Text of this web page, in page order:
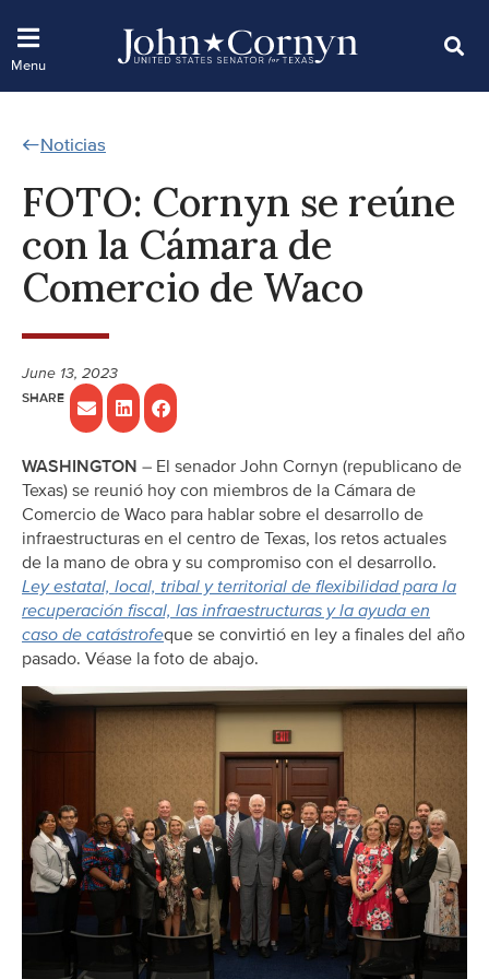
Noticias
FOTO: Cornyn se reúne
con la Cámara de
Comercio de Waco
June 13, 2023
WASHINGTON – El senador John Cornyn (republicano de
Texas) se reunió hoy con miembros de la Cámara de
Comercio de Waco para hablar sobre el desarrollo de
infraestructuras en el centro de Texas, los retos actuales
de la mano de obra y su compromiso con el desarrollo.
Ley estatal, local, tribal y territorial de flexibilidad para la
recuperación fiscal, las infraestructuras y la ayuda en
caso de catástrofeque se convirtió en ley a finales del año
pasado. Véase la foto de abajo.